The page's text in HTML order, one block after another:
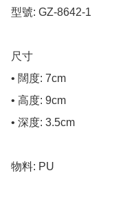
型號: GZ-8642-1
尺寸
• 闊度: 7cm
• 高度: 9cm
• 深度: 3.5cm
物料: PU